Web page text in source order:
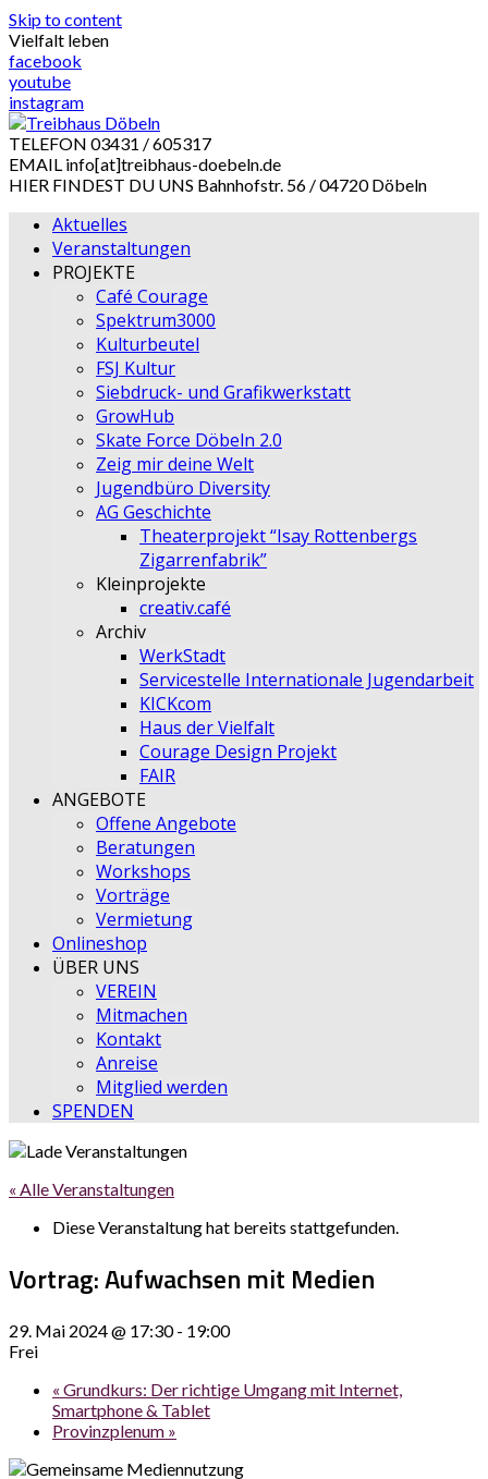
Skip to content
Vielfalt leben
facebook
youtube
instagram
TELEFON 03431 / 605317
EMAIL info[at]treibhaus-doebeln.de
HIER FINDEST DU UNS Bahnhofstr. 56 / 04720 Döbeln
Aktuelles
Veranstaltungen
PROJEKTE
Café Courage
Spektrum3000
Kulturbeutel
FSJ Kultur
Siebdruck- und Grafikwerkstatt
GrowHub
Skate Force Döbeln 2.0
Zeig mir deine Welt
Jugendbüro Diversity
AG Geschichte
Theaterprojekt “Isay Rottenbergs
Zigarrenfabrik”
Kleinprojekte
creativ.café
Archiv
WerkStadt
Servicestelle Internationale Jugendarbeit
KICKcom
Haus der Vielfalt
Courage Design Projekt
FAIR
ANGEBOTE
Offene Angebote
Beratungen
Workshops
Vorträge
Vermietung
Onlineshop
ÜBER UNS
VEREIN
Mitmachen
Kontakt
Anreise
Mitglied werden
SPENDEN
« Alle Veranstaltungen
Diese Veranstaltung hat bereits stattgefunden.
Vortrag: Aufwachsen mit Medien
29. Mai 2024 @ 17:30- 19:00
Frei
« Grundkurs: Der richtige Umgang mit Internet,
Smartphone & Tablet
Provinzplenum »